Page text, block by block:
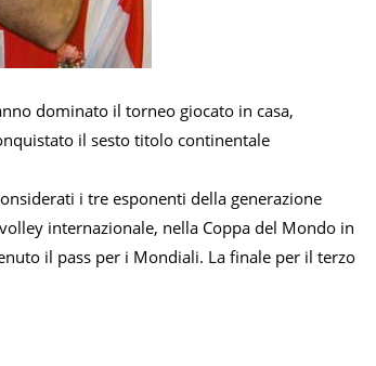
dominato il torneo giocato in casa,
il sesto titolo continentale
i tre esponenti della generazione
internazionale, nella Coppa del Mondo in
il pass per i Mondiali. La finale per il terzo